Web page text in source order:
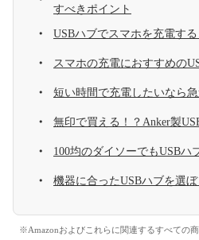
すべきポイント
USBハブでスマホを充電す
スマホの充電におすすめの
短い時間で充電したいなら
無印で買える！？Anker製
100均のダイソーでもUSBハ
機器に合ったUSBハブを選ぼ
※Amazonおよびこれらに関連するすべての